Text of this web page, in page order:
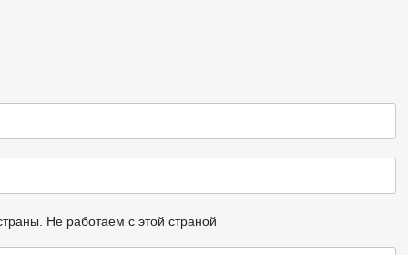
Не работаем с этой страной